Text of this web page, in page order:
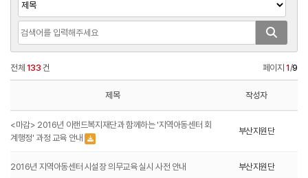
전체 133 건 페이지1/9
제목 작성자
<마감> 2016년 이랜드복지재단과 함께하는 '지역아동센터 회
계행정' 과정 교육 안내
부산지원단
2016년 지역아동센터 시설장 의무교육 실시 사전 안내 부산지원단